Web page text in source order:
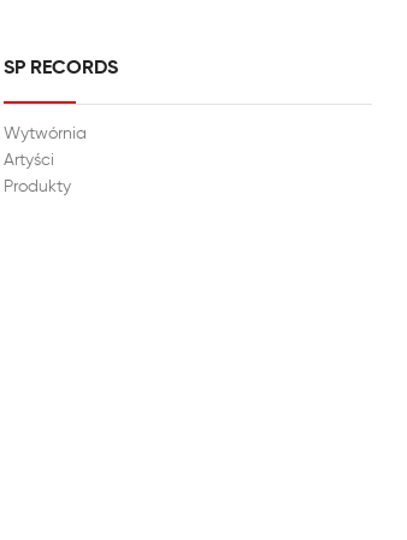
SP RECORDS
Wytwórnia
Artyści
Produkty